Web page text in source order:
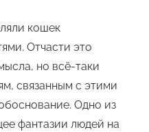
кошек
Отчасти это
но всё-таки
связанным с этими
Одно из
фантазии людей на